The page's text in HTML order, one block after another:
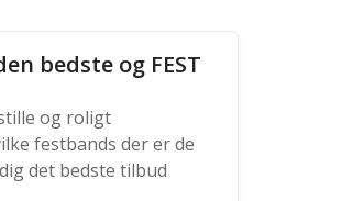
bedste og FEST
og roligt
festbands der er de
det bedste tilbud